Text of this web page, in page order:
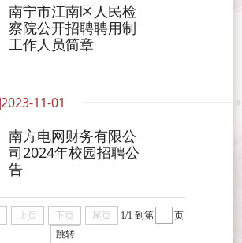
南宁市江南区人民检
察院公开招聘聘用制
工作人员简章
2023-11-01
南方电网财务有限公
司2024年校园招聘公
告
上页 下页 尾页 1/1 到第
页
跳转